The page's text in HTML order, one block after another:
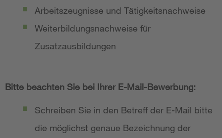
Arbeitszeugnisse und Tätigkeitsnachweise
Weiterbildungsnachweise für
Zusatzausbildungen
Bitte beachten Sie bei Ihrer E-Mail-Bewerbung:
Schreiben Sie in den Betreff der E-Mail bitte
die möglichst genaue Bezeichnung der